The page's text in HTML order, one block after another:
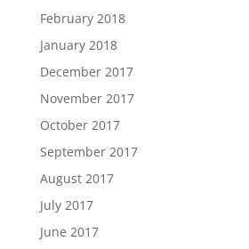
February 2018
January 2018
December 2017
November 2017
October 2017
September 2017
August 2017
July 2017
June 2017